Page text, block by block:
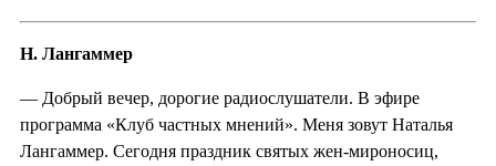
Н. Лангаммер
— Добрый вечер, дорогие радиослушатели. В эфире
программа «Клуб частных мнений». Меня зовут Наталья
Лангаммер. Сегодня праздник святых жен-мироносиц,